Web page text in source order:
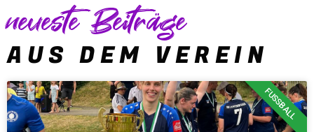
neueste Beiträge
AUS DEM VEREIN
FUSSBALL